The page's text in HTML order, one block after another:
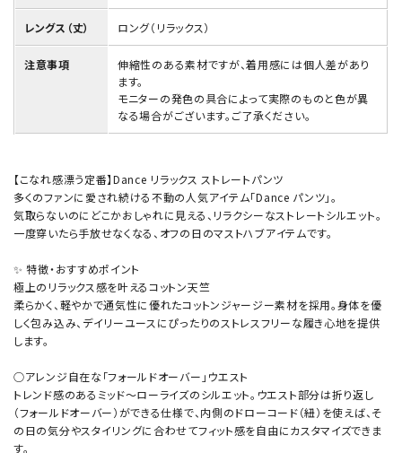
レングス（丈） ロング（リラックス）
注意事項
伸縮性のある素材ですが、着用感には個人差があり
ます。
モニターの発色の具合によって実際のものと色が異
なる場合がございます。ご了承ください。
【こなれ感漂う定番】Dance リラックス ストレートパンツ
多くのファンに愛され続ける不動の人気アイテム「Dance パンツ」。
気取らないのにどこかおしゃれに見える、リラクシーなストレートシルエット。
一度穿いたら手放せなくなる、オフの日のマストハブアイテムです。
✨ 特徴・おすすめポイント
極上のリラックス感を叶えるコットン天竺
柔らかく、軽やかで通気性に優れたコットンジャージー素材を採用。身体を優
しく包み込み、デイリーユースにぴったりのストレスフリーな履き心地を提供
します。
○アレンジ自在な「フォールドオーバー」ウエスト
トレンド感のあるミッド〜ローライズのシルエット。ウエスト部分は折り返し
（フォールドオーバー）ができる仕様で、内側のドローコード（紐）を使えば、そ
の日の気分やスタイリングに合わせてフィット感を自由にカスタマイズできま
す。